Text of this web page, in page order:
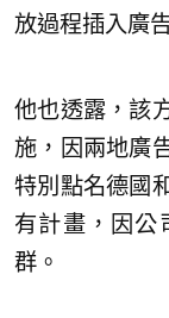
放過程插入廣
他也透露，該
施，因兩地廣
特別點名德國
有計畫，因公
群。